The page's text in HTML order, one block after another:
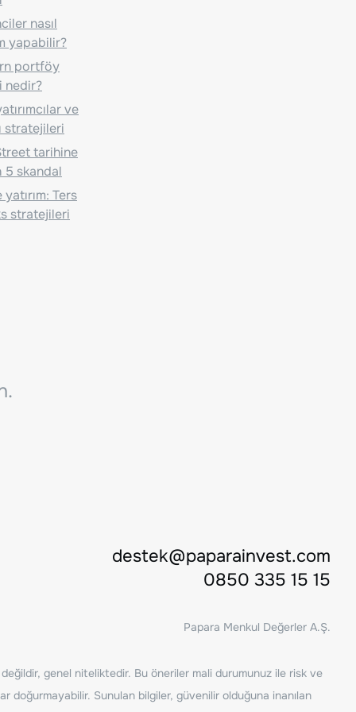
nasıl
yapabilir?
portföy
nedir?
ve
stratejileri
tarihine
5 skandal
Ters
stratejileri
destek@paparainvest.com
0850 335 15 15
Papara Menkul Değerler A.Ş.
değildir, genel niteliktedir. Bu öneriler mali durumunuz ile risk ve
doğurmayabilir. Sunulan bilgiler, güvenilir olduğuna inanılan